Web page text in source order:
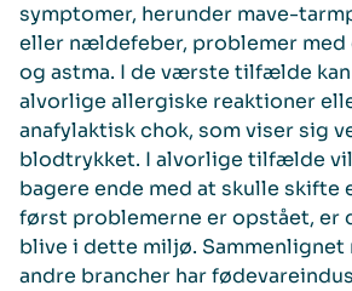
symptomer, herunder mave-
eller nældefeber, problemer med
og astma. I de værste tilfælde
alvorlige allergiske reaktioner
anafylaktisk chok, som viser sig
blodtrykket. I alvorlige tilfælde
bagere ende med at skulle skifte
først problemerne er opstået, er
blive i dette miljø. Sammenlignet
andre brancher har